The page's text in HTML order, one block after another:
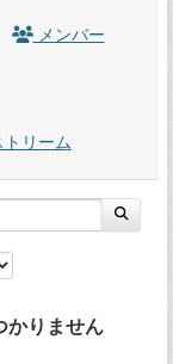
メンバー
リーム
かりません